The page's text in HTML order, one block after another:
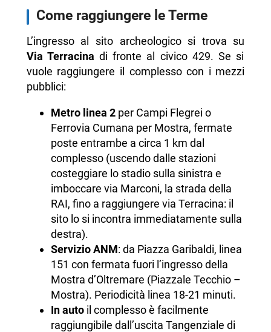
Come raggiungere le Terme
L’ingresso al sito archeologico si trova su
Via Terracina di fronte al civico 429. Se si
vuole raggiungere il complesso con i mezzi
pubblici:
Metro linea 2per Campi Flegrei o
Ferrovia Cumana per Mostra, fermate
poste entrambe a circa 1 km dal
complesso (uscendo dalle stazioni
costeggiare lo stadio sulla sinistra e
imboccare via Marconi, la strada della
RAI, fino a raggiungere via Terracina: il
sito lo si incontra immediatamente sulla
destra).
Servizio ANM: da Piazza Garibaldi, linea
151 con fermata fuori l’ingresso della
Mostra d’Oltremare (Piazzale Tecchio –
Mostra). Periodicità linea 18-21 minuti.
In autoil complesso è facilmente
raggiungibile dall’uscita Tangenziale di